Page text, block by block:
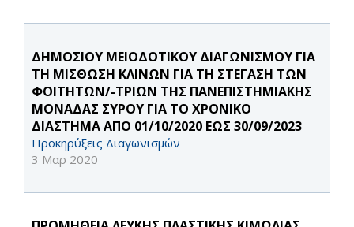
ΔΗΜΟΣΙΟΥ ΜΕΙΟΔΟΤΙΚΟΥ ΔΙΑΓΩΝΙΣΜΟΥ ΓΙΑ
ΤΗ ΜΙΣΘΩΣΗ ΚΛΙΝΩΝ ΓΙΑ ΤΗ ΣΤΕΓΑΣΗ ΤΩΝ
ΦΟΙΤΗΤΩΝ/-ΤΡΙΩΝ ΤΗΣ ΠΑΝΕΠΙΣΤΗΜΙΑΚΗΣ
ΜΟΝΑΔΑΣ ΣΥΡΟΥ ΓΙΑ ΤΟ ΧΡΟΝΙΚΟ
ΔΙΑΣΤΗΜΑ ΑΠΟ 01/10/2020 ΕΩΣ 30/09/2023
Προκηρύξεις Διαγωνισμών
3 Μαρ 2020